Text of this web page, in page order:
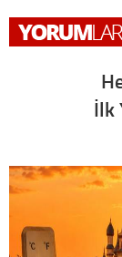
İlk